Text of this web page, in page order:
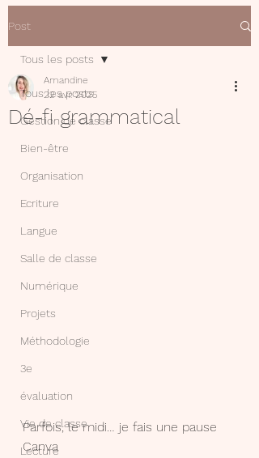
Post
Tous les posts
Gestion de classe
Bien-être
Organisation
Ecriture
Langue
Salle de classe
Numérique
Projets
Méthodologie
3e
évaluation
Vie de classe
Lecture
Tous les posts
Dé-fi grammatical
Amandine
22 avr. 2025
Parfois, le midi… je fais une pause
Canva